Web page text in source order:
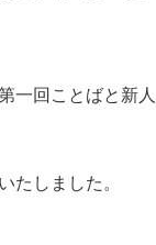
一回ことばと新人
しました。